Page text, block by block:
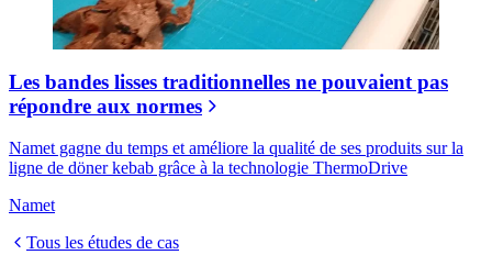
Les bandes lisses traditionnelles ne pouvaient pas
répondre aux normes
Namet gagne du temps et améliore la qualité de ses produits sur la
ligne de döner kebab grâce à la technologie ThermoDrive
Namet
Tous les études de cas